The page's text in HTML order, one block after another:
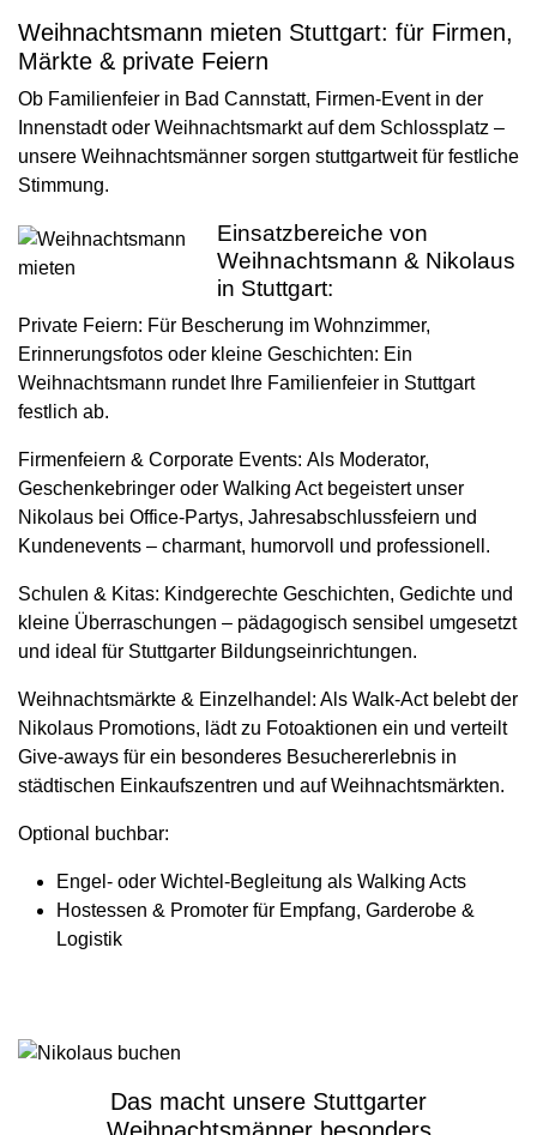
Weihnachtsmann mieten Stuttgart: für Firmen,
Märkte & private Feiern
Ob Familienfeier in Bad Cannstatt, Firmen-Event in der
Innenstadt oder Weihnachtsmarkt auf dem Schlossplatz –
unsere Weihnachtsmänner sorgen stuttgartweit für festliche
Stimmung.
Einsatzbereiche von
Weihnachtsmann & Nikolaus
in Stuttgart:
Private Feiern: Für Bescherung im Wohnzimmer,
Erinnerungsfotos oder kleine Geschichten: Ein
Weihnachtsmann rundet Ihre Familienfeier in Stuttgart
festlich ab.
Firmenfeiern & Corporate Events: Als Moderator,
Geschenkebringer oder Walking Act begeistert unser
Nikolaus bei Office-Partys, Jahresabschlussfeiern und
Kundenevents – charmant, humorvoll und professionell.
Schulen & Kitas: Kindgerechte Geschichten, Gedichte und
kleine Überraschungen – pädagogisch sensibel umgesetzt
und ideal für Stuttgarter Bildungseinrichtungen.
Weihnachtsmärkte & Einzelhandel: Als Walk-Act belebt der
Nikolaus Promotions, lädt zu Fotoaktionen ein und verteilt
Give-aways für ein besonderes Besuchererlebnis in
städtischen Einkaufszentren und auf Weihnachtsmärkten.
Optional buchbar:
Engel- oder Wichtel-Begleitung als Walking Acts
Hostessen & Promoter für Empfang, Garderobe &
Logistik
Das macht unsere Stuttgarter